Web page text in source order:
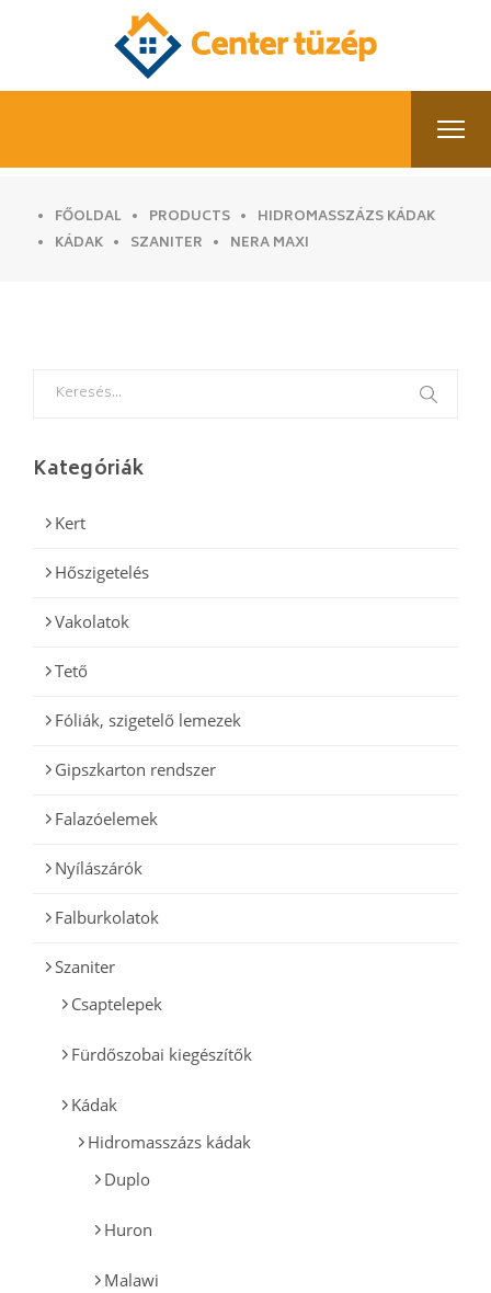
FŐOLDAL PRODUCTS
HIDROMASSZÁZS KÁDAK
KÁDAK
SZANITER NERA MAXI
for:
Kategóriák
Kert
Hőszigetelés
Vakolatok
Tető
Fóliák, szigetelő lemezek
Gipszkarton rendszer
Falazóelemek
Nyílászárók
Falburkolatok
Szaniter
Csaptelepek
Fürdőszobai kiegészítők
Kádak
Hidromasszázs kádak
Duplo
Huron
Malawi